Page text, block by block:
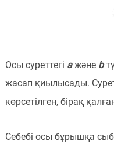
Осы суреттегі aжәне b
жасап қиылысады.
көрсетілген, бірақ
Себебі осы бұрышқа